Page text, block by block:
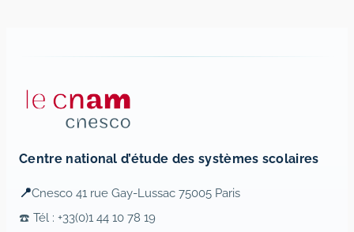
Centre national d’étude des systèmes scolaires
📍Cnesco 41 rue Gay-Lussac 75005 Paris
☎️ Tél : +33(0)1 44 10 78 19